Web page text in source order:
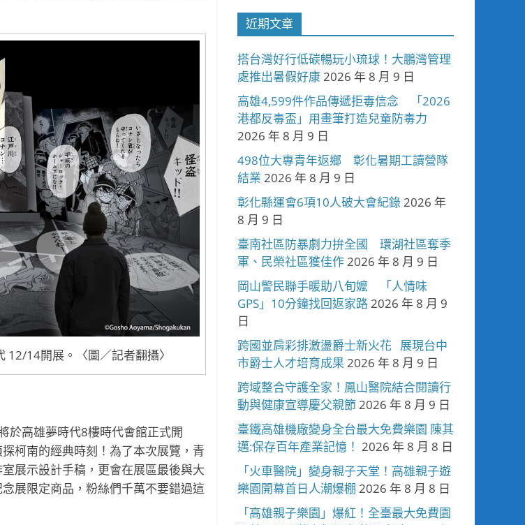
14開展。〈圖／記者翻攝〉
於高雄夢時代8樓時代會館正式開
柯南的經典時刻！為了本次展覽，青
展示設計手稿，更會在展區最後與大
展限定商品，粉絲們千萬不要錯過這
近期文章
搭台灣好行低碳暢玩小琉球！大鵬灣管理
處推出暑假好康2026 年 8 月 9 日
高雄4,599件作品傳遞拒毒信念 「2026
港都反毒盃」用畫筆打造兒童防毒力
2026 年 8 月 9 日
498位大專青年返鄉 彰化暑期工讀營隊
結業 2026 年 8 月 9 日
彰化縣運會6項10人破大會紀錄2026 年
8 月 9 日
臺南社區防暴劇力拚全國 環湖社區奪季
軍、民榮社區獲佳作2026 年 8 月 9 日
岡山警民聯手暖助八旬嬤 「人情味
GPS」10分鐘找回返家路2026 年 8 月 9
日
跨國並肩彩排激盪爵士新火花 展現台中
市爵士人才培育成果 2026 年 8 月 9 日
跨域整合守護全家！鳳山醫院結合閱讀行
動與健康宣導慶父親節2026 年 8 月 9 日
臺鐵高雄機廠變身全台最大免費樂園 陳其
邁:保存百年產業記憶！ 2026 年 8 月 8 日
「火車醫院」變身親子天堂！高雄親子遊
樂園開幕首日人潮爆棚 2026 年 8 月 8 日
「高雄親子樂園」爆紅！全臺最大免費園